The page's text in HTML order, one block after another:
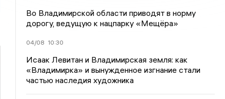
Во Владимирской области приводят в норму
дорогу, ведущую к нацпарку «Мещёра»
04/08 10:30
Исаак Левитан и Владимирская земля: как
«Владимирка» и вынужденное изгнание стали
частью наследия художника